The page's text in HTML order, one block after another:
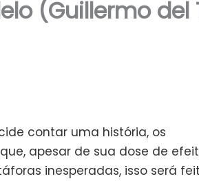
(Guillermo del
contar uma história, os
apesar de sua dose de
inesperadas, isso será